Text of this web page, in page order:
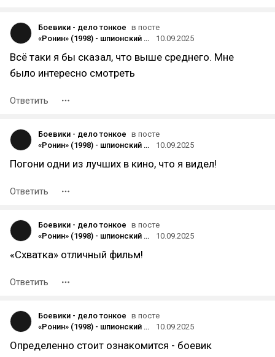
Боевики - дело тонкое в посте
«Ронин» (1998) - шпионский боевик с Жаном Рено и Робертом Де Ниро
10.09.2025
Всё таки я бы сказал, что выше среднего. Мне
было интересно смотреть
Ответить
Боевики - дело тонкое в посте
«Ронин» (1998) - шпионский боевик с Жаном Рено и Робертом Де Ниро
10.09.2025
Погони одни из лучших в кино, что я видел!
Ответить
Боевики - дело тонкое в посте
«Ронин» (1998) - шпионский боевик с Жаном Рено и Робертом Де Ниро
10.09.2025
«Схватка» отличный фильм!
Ответить
Боевики - дело тонкое в посте
«Ронин» (1998) - шпионский боевик с Жаном Рено и Робертом Де Ниро
10.09.2025
Определенно стоит ознакомится - боевик